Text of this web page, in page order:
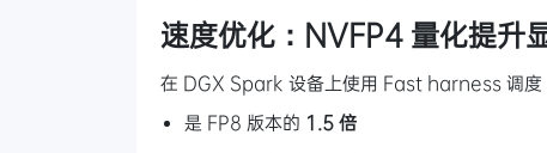
速度优化：NVFP4 量化提升
在 DGX Spark 设备上使用 Fast harness 调度
是 FP8 版本的 1.5 倍